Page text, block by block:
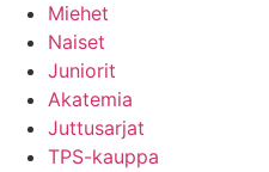
Miehet
Naiset
Juniorit
Akatemia
Juttusarjat
TPS-kauppa